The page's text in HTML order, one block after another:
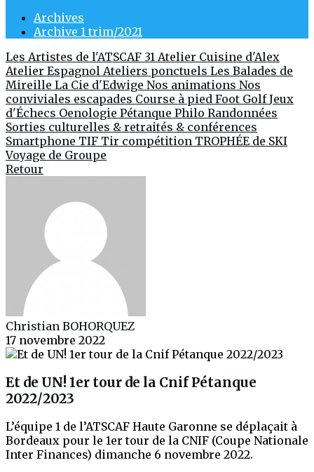
Archives
Archive 1 trim/2021
Les Artistes de l'ATSCAF 31 Atelier Cuisine d'Alex
Atelier Espagnol Ateliers ponctuels Les Balades de
Mireille La Cie d'Edwige Nos animations Nos
conviviales escapades Course à pied Foot GolfJeux
d'Échecs Oenologie Pétanque Philo Randonnées
Sorties culturelles & retraités & conférences
Smartphone TIF Tir compétition TROPHÉE de SKI
Voyage de Groupe
Retour
Christian BOHORQUEZ
17 novembre 2022
Et de UN! 1er tour de la Cnif Pétanque
2022/2023
L’équipe 1 de l’ATSCAF Haute Garonne se déplaçait à
Bordeaux pour le 1er tour de la CNIF (Coupe Nationale
Inter Finances) dimanche 6 novembre 2022.